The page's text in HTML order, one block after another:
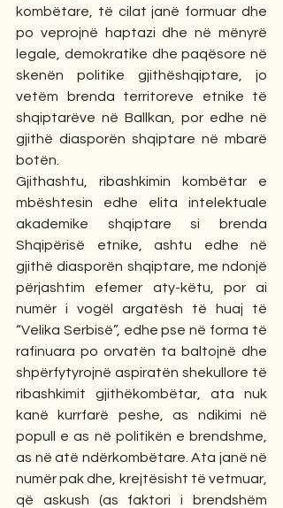
kombëtare, të cilat janë formuar dhe
po veprojnë haptazi dhe në mënyrë
legale, demokratike dhe paqësore në
skenën politike gjithëshqiptare, jo
vetëm brenda territoreve etnike të
shqiptarëve në Ballkan, por edhe në
gjithë diasporën shqiptare në mbarë
botën.
Gjithashtu, ribashkimin kombëtar e
mbështesin edhe elita intelektuale
akademike shqiptare si brenda
Shqipërisë etnike, ashtu edhe në
gjithë diasporën shqiptare, me ndonjë
përjashtim efemer aty-këtu, por ai
numër i vogël argatësh të huaj të
“Velika Serbisë”, edhe pse në forma të
rafinuara po orvatën ta baltojnë dhe
shpërfytyrojnë aspiratën shekullore të
ribashkimit gjithëkombëtar, ata nuk
kanë kurrfarë peshe, as ndikimi në
popull e as në politikën e brendshme,
as në atë ndërkombëtare. Ata janë në
numër pak dhe, krejtësisht të vetmuar,
që askush (as faktori i brendshëm